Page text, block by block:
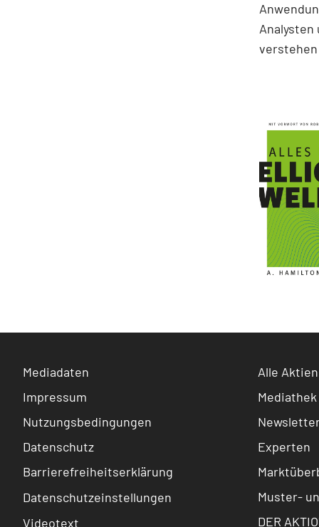
Mediadaten
Impressum
Nutzungsbedingungen
Datenschutz
Barrierefreiheitserklärung
Datenschutzeinstellungen
Videotext
Alle Aktien
Mediathek
Experten
Muster-
DER